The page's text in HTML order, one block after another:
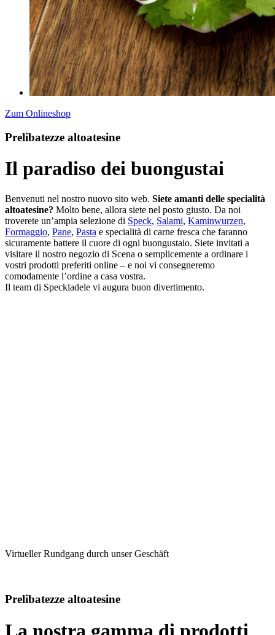
Zum Onlineshop
Prelibatezze altoatesine
Il paradiso dei buongustai
Benvenuti nel nostro nuovo sito web. Siete amanti delle specialità
altoatesine? Molto bene, allora siete nel posto giusto. Da noi
troverete un’ampia selezione di Speck, Salami, Kaminwurzen,
Formaggio, Pane, Pasta e specialità di carne fresca che faranno
sicuramente battere il cuore di ogni buongustaio. Siete invitati a
visitare il nostro negozio di Scena o semplicemente a ordinare i
vostri prodotti preferiti online – e noi vi consegneremo
comodamente l’ordine a casa vostra.
Il team di Speckladele vi augura buon divertimento.
Virtueller Rundgang durch unser Geschäft
Prelibatezze altoatesine
La nostra gamma di prodotti